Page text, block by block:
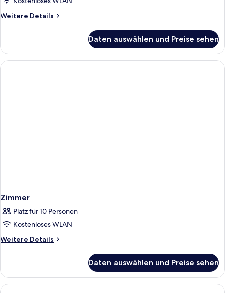
Weitere Details
Weitere
Daten auswählen und Preise sehen
Zimmer
Platz für 10 Personen
Kostenloses WLAN
Weitere Details
Weitere
Daten auswählen und Preise sehen